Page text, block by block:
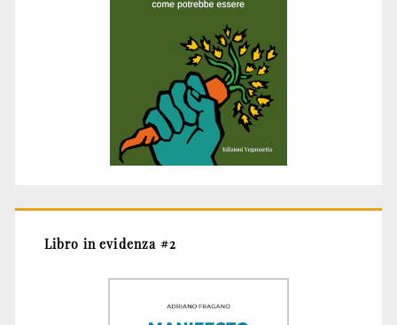
Libro in evidenza #2